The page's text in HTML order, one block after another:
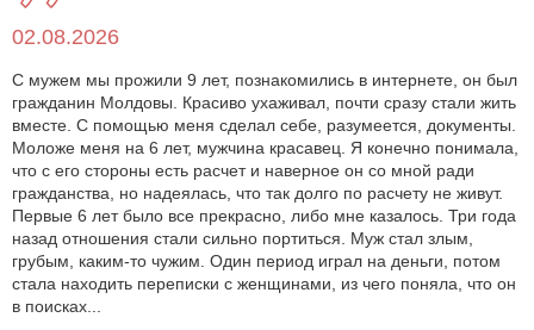
02.08.2026
С мужем мы прожили 9 лет, познакомились в интернете, он был
гражданин Молдовы. Красиво ухаживал, почти сразу стали жить
вместе. С помощью меня сделал себе, разумеется, документы.
Моложе меня на 6 лет, мужчина красавец. Я конечно понимала,
что с его стороны есть расчет и наверное он со мной ради
гражданства, но надеялась, что так долго по расчету не живут.
Первые 6 лет было все прекрасно, либо мне казалось. Три года
назад отношения стали сильно портиться. Муж стал злым,
грубым, каким-то чужим. Один период играл на деньги, потом
стала находить переписки с женщинами, из чего поняла, что он
в поисках...